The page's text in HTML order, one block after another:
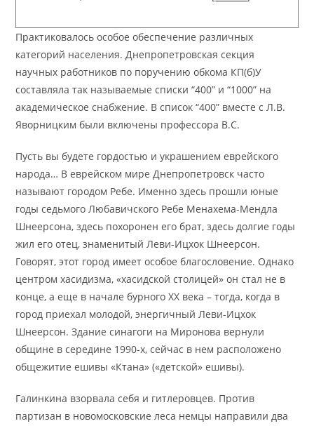
Практиковалось особое обеспечение различных
категорий населения. Днепропетровская секция
научных работников по поручению обкома КП(б)У
составляла так называемые списки “400” и “1000” на
академическое снабжение. В список “400” вместе с Л.В.
Яворницким были включены профессора В.С.
Пусть вы будете гордостью и украшением еврейского
народа… В еврейском мире Днепропетровск часто
называют городом Ребе. Именно здесь прошли юные
годы седьмого Любавичского Ребе Менахема-Мендла
Шнеерсона, здесь похоронен его брат, здесь долгие годы
жил его отец, знаменитый Леви-Ицхок Шнеерсон.
Говорят, этот город имеет особое благословение. Однако
центром хасидизма, «хасидской столицей» он стал не в
конце, а еще в начале бурного XX века – тогда, когда в
город приехал молодой, энергичный Леви-Ицхок
Шнеерсон. Здание синагоги на Миронова вернули
общине в середине 1990-х, сейчас в нем расположено
общежитие ешивы «Ктана» («детской» ешивы).
Галинкина взорвала себя и гитлеровцев. Против
партизан в новомосковские леса немцы направили два